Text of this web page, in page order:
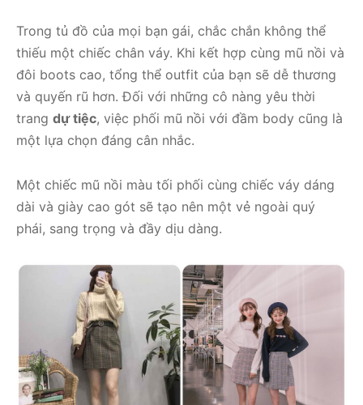
Trong tủ đồ của mọi bạn gái, chắc chắn không thể
thiếu một chiếc chân váy. Khi kết hợp cùng mũ nồi và
đôi boots cao, tổng thể outfit của bạn sẽ dễ thương
và quyến rũ hơn. Đối với những cô nàng yêu thời
trang dự tiệc, việc phối mũ nồi với đầm body cũng là
một lựa chọn đáng cân nhắc.
Một chiếc mũ nồi màu tối phối cùng chiếc váy dáng
dài và giày cao gót sẽ tạo nên một vẻ ngoài quý
phái, sang trọng và đầy dịu dàng.